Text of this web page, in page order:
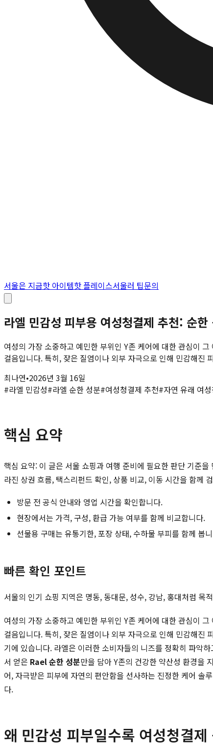
서울은 지금핫 아이템핫 플레이스서울러 팁문의
라엘 민감성 피부용 여성청결제 추천:
여성의 가장 소중하고 예민한 부위인 Y존 케어에 대한 관심이
걸음입니다. 특히, 잦은 질염이나 외부 자극으로 인해 민감해진
최나연•2026년 3월 16일
#라엘 민감성#라엘 순한 성분#여성청결제 추천#자연 유래 여
핵심 요약
핵심 요약: 이 글은 서울 쇼핑과 여행 준비에 필요한 판단 기준
라진 상권 흐름, 택스리펀드 확인, 상품 비교, 이동 시간을 함께
방문 전 공식 안내와 영업 시간을 확인합니다.
현장에서는 가격, 구성, 환급 가능 여부를 함께 비교합니다.
선물용 구매는 유통기한, 포장 상태, 수하물 부피를 함께 봅
빠른 확인 포인트
서울의 인기 쇼핑 지역은 명동, 동대문, 성수, 강남, 홍대처럼
여성의 가장 소중하고 예민한 부위인 Y존 케어에 대한 관심이
걸음입니다. 특히, 잦은 질염이나 외부 자극으로 인해 민감해진
기에 있습니다. 라엘은 이러한 소비자들의 니즈를 정확히 파악
서 얻은 Rael 순한 성분만을 담아 Y존의 건강한 약산성 환경을
어, 자극받은 피부에 자연의 편안함을 선사하는 진정한 케어 솔
다.
왜 민감성 피부일수록 여성청결